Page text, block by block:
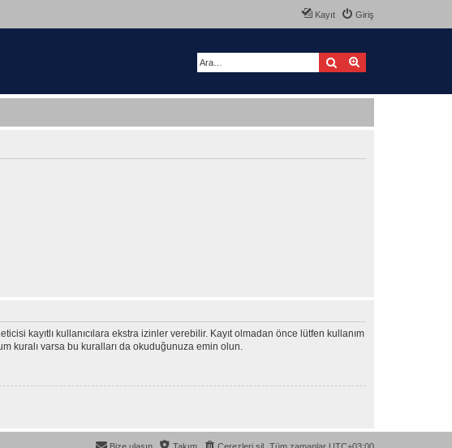
Giriş
Kayıt
Ara
kayıtlı kullanıcılara ekstra izinler verebilir. Kayıt olmadan önce lütfen kullanım
kuralı varsa bu kuralları da okuduğunuza emin olun.